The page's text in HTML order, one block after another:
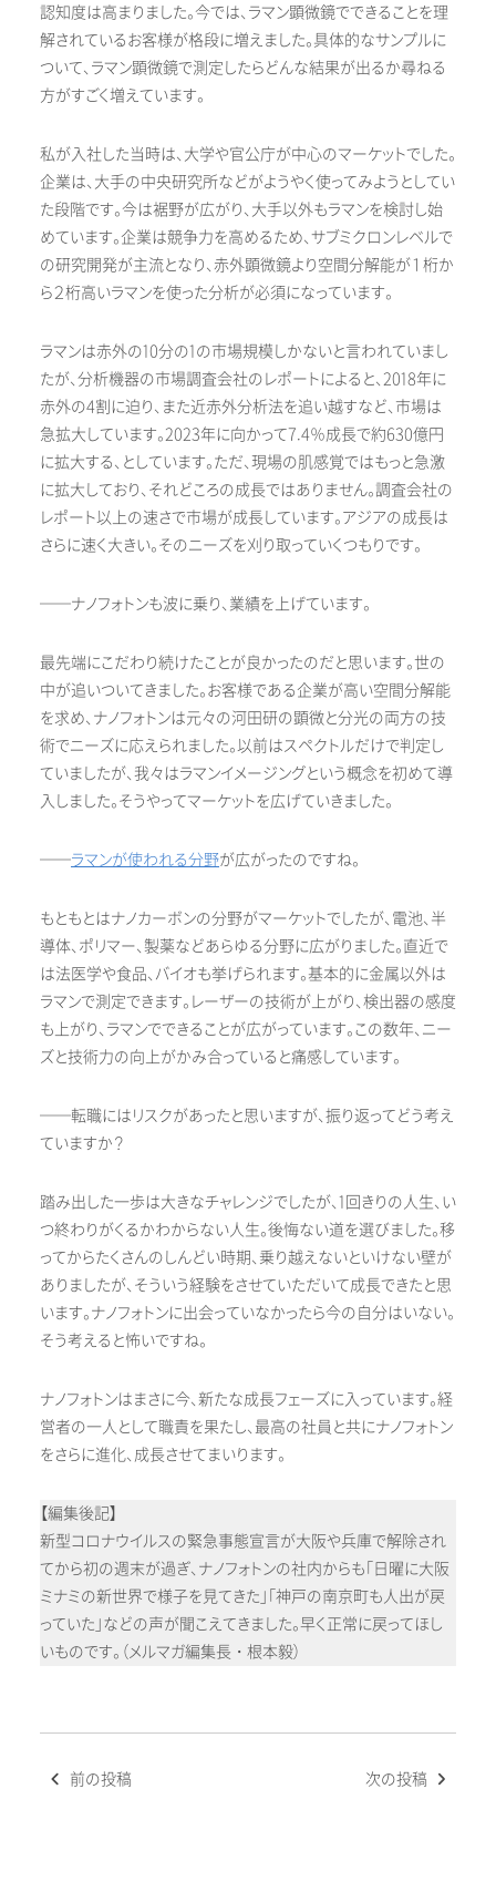
認知度は高まりました。今では、ラマン顕微鏡でできることを理
解されているお客様が格段に増えました。具体的なサンプルに
ついて、ラマン顕微鏡で測定したらどんな結果が出るか尋ねる
方がすごく増えています。
私が入社した当時は、大学や官公庁が中心のマーケットでした。
企業は、大手の中央研究所などがようやく使ってみようとしてい
た段階です。今は裾野が広がり、大手以外もラマンを検討し始
めています。企業は競争力を高めるため、サブミクロンレベルで
の研究開発が主流となり、赤外顕微鏡より空間分解能が１桁か
ら２桁高いラマンを使った分析が必須になっています。
ラマンは赤外の10分の1の市場規模しかないと言われていまし
たが、分析機器の市場調査会社のレポートによると、2018年に
赤外の4割に迫り、また近赤外分析法を追い越すなど、市場は
急拡大しています。2023年に向かって7.4％成長で約630億円
に拡大する、としています。ただ、現場の肌感覚ではもっと急激
に拡大しており、それどころの成長ではありません。調査会社の
レポート以上の速さで市場が成長しています。アジアの成長は
さらに速く大きい。そのニーズを刈り取っていくつもりです。
──ナノフォトンも波に乗り、業績を上げています。
最先端にこだわり続けたことが良かったのだと思います。世の
中が追いついてきました。お客様である企業が高い空間分解能
を求め、ナノフォトンは元々の河田研の顕微と分光の両方の技
術でニーズに応えられました。以前はスペクトルだけで判定し
ていましたが、我々はラマンイメージングという概念を初めて導
入しました。そうやってマーケットを広げていきました。
──ラマンが使われる分野が広がったのですね。
もともとはナノカーボンの分野がマーケットでしたが、電池、半
導体、ポリマー、製薬などあらゆる分野に広がりました。直近で
は法医学や食品、バイオも挙げられます。基本的に金属以外は
ラマンで測定できます。レーザーの技術が上がり、検出器の感度
も上がり、ラマンでできることが広がっています。この数年、ニー
ズと技術力の向上がかみ合っていると痛感しています。
──転職にはリスクがあったと思いますが、振り返ってどう考え
ていますか？
踏み出した一歩は大きなチャレンジでしたが、1回きりの人生、い
つ終わりがくるかわからない人生。後悔ない道を選びました。移
ってからたくさんのしんどい時期、乗り越えないといけない壁が
ありましたが、そういう経験をさせていただいて成長できたと思
います。ナノフォトンに出会っていなかったら今の自分はいない。
そう考えると怖いですね。
ナノフォトンはまさに今、新たな成長フェーズに入っています。経
営者の一人として職責を果たし、最高の社員と共にナノフォトン
をさらに進化、成長させてまいります。
【編集後記】
新型コロナウイルスの緊急事態宣言が大阪や兵庫で解除され
てから初の週末が過ぎ、ナノフォトンの社内からも「日曜に大阪
ミナミの新世界で様子を見てきた」「神戸の南京町も人出が戻
っていた」などの声が聞こえてきました。早く正常に戻ってほし
いものです。（メルマガ編集長・根本毅）
投 前の投稿 次の投稿